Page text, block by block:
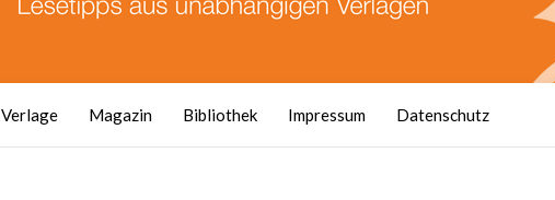
Verlage Magazin Bibliothek Impressum Datenschutz